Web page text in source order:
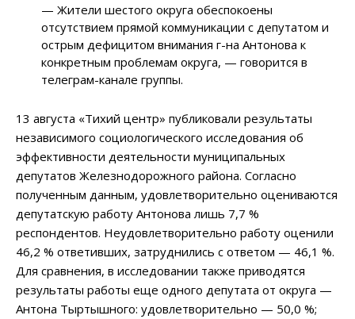
— Жители шестого округа обеспокоены
отсутствием прямой коммуникации с депутатом и
острым дефицитом внимания г-на Антонова к
конкретным проблемам округа, — говорится в
телеграм-канале группы.
13 августа «Тихий центр» публиковали результаты
независимого социологического исследования об
эффективности деятельности муниципальных
депутатов Железнодорожного района. Согласно
полученным данным, удовлетворительно оцениваются
депутатскую работу Антонова лишь 7,7 %
респондентов. Неудовлетворительно работу оценили
46,2 % ответивших, затруднились с ответом — 46,1 %.
Для сравнения, в исследовании также приводятся
результаты работы еще одного депутата от округа —
Антона Тыртышного: удовлетворительно — 50,0 %;